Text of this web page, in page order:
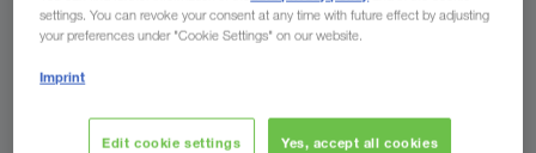
Pošaljite upit
Prednosti koje Vam pruža poduzeće
LKW WALTER
settings. You can revoke your consent at any time with future effect by adjusting
your preferences under "Cookie Settings" on our website.
Imprint
Edit cookie settings Yes, accept all cookies